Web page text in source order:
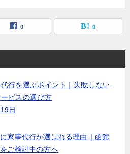
0 0
行を選ぶポイント｜失敗しない
ビスの選び方
日
家事代行が選ばれる理由｜函館
ご検討中の方へ